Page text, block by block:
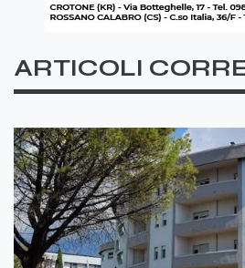
ARTICOLI